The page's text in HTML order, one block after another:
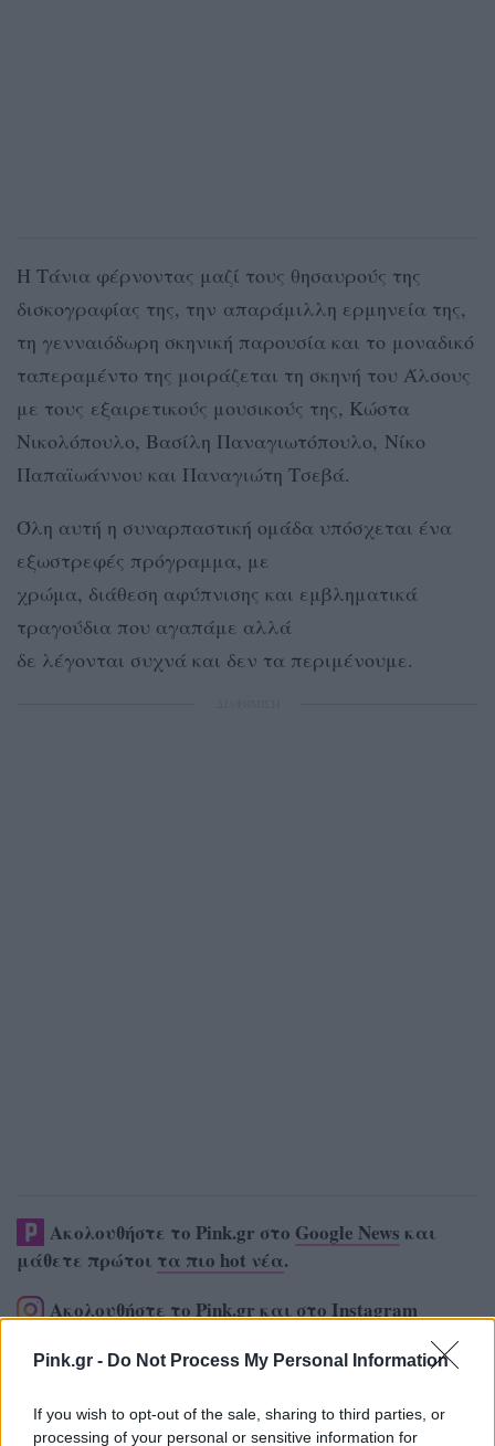
Pink.gr - Do Not Process My Personal Information
If you wish to opt-out of the sale, sharing to third parties, or
processing of your personal or sensitive information for
Η Τάνια φέρνοντας μαζί τους θησαυρούς της
δισκογραφίας της, την απαράμιλλη ερμηνεία της,
τη γενναιόδωρη σκηνική παρουσία και το μοναδικό
ταπεραμέντο της μοιράζεται τη σκηνή του Άλσους
με τους εξαιρετικούς μουσικούς της, Κώστα
Νικολόπουλο, Βασίλη Παναγιωτόπουλο, Νίκο
Παπαϊωάννου και Παναγιώτη Τσεβά.
Όλη αυτή η συναρπαστική ομάδα υπόσχεται ένα
εξωστρεφές πρόγραμμα, με
χρώμα, διάθεση αφύπνισης και εμβληματικά
τραγούδια που αγαπάμε αλλά
δε λέγονται συχνά και δεν τα περιμένουμε.
Ακολουθήστε το Pink.gr στο Google News και
μάθετε πρώτοι τα πιο hot νέα.
Ακολουθήστε το Pink.gr και στοInstagram